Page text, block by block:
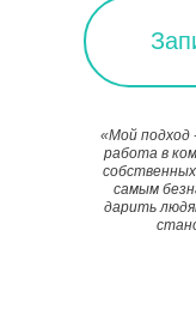
«Мой подход
работа в
самым
дарить